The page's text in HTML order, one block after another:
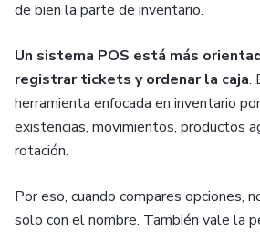
de bien la parte de inventario.
Un sistema POS está más
registrar tickets y ordenar la caja.
herramienta enfocada en inventario
existencias, movimientos, productos
rotación.
Por eso, cuando compares opciones,
solo con el nombre. También vale la